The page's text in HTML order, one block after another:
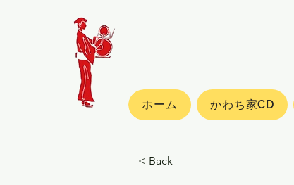
ホーム かわち家CD
< Back